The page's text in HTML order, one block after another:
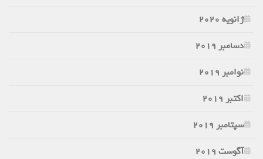
ژانویه 2020
دسامبر 2019
نوامبر 2019
اکتبر 2019
سپتامبر 2019
آگوست 2019